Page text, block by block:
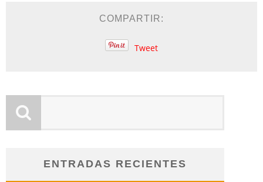
COMPARTIR:
Tweet
ENTRADAS RECIENTES